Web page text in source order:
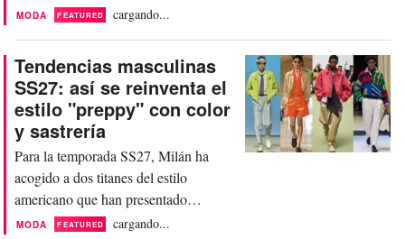
convertido en una categoría
el estatus, la artesanía y el atractivo de
una pieza de declaración que buscan
los consumidores de lujo. Su prestigio
es innegable, y...
MODA FEATURED cargando...
Tendencias masculinas
SS27: así se reinventa el
estilo "preppy" con color
y sastrería
Para la temporada SS27, Milán ha
acogido a dos titanes del estilo
americano que han presentado
diferentes versiones hipercoloridas de
MODA FEATURED cargando...